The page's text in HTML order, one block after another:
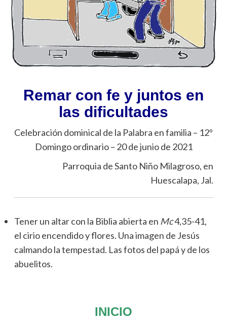
Remar con fe y juntos en
las dificultades
Celebración dominical de la Palabra en familia – 12º
Domingo ordinario – 20 de junio de 2021
Parroquia de Santo Niño Milagroso, en
Huescalapa, Jal.
Tener un altar con la Biblia abierta en Mc4,35-41,
el cirio encendido y flores. Una imagen de Jesús
calmando la tempestad. Las fotos del papá y de los
abuelitos.
INICIO